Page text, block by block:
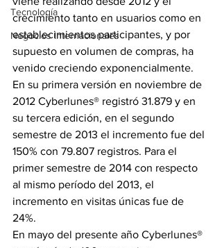
Tecnología
Negocios Internacionales
crecimiento tanto en usuarios como en
establecimientos participantes, y por
supuesto en volumen de compras, ha
venido creciendo exponencialmente.
En su primera versión en noviembre de
2012 Cyberlunes® registró 31.879 y en
su tercera edición, en el segundo
semestre de 2013 el incremento fue del
150% con 79.807 registros. Para el
primer semestre de 2014 con respecto
al mismo período del 2013, el
incremento en visitas únicas fue de
24%.
En mayo del presente año Cyberlunes®